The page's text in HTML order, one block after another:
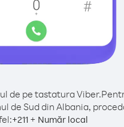
de pe tastatura Viber.
de Sud din Albania,
+211+ Număr local